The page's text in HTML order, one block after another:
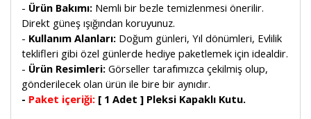
- Ürün Bakımı: Nemli bir bezle temizlenmesi önerilir.
Direkt güneş ışığından koruyunuz.
- Kullanım Alanları: Doğum günleri, Yıl dönümleri, Evlilik
teklifleri gibi özel günlerde hediye paketlemek için idealdir.
- Ürün Resimleri: Görseller tarafımızca çekilmiş olup,
gönderilecek olan ürün ile bire bir aynıdır.
- Paket içeriği: [ 1 Adet ] Pleksi Kapaklı Kutu.